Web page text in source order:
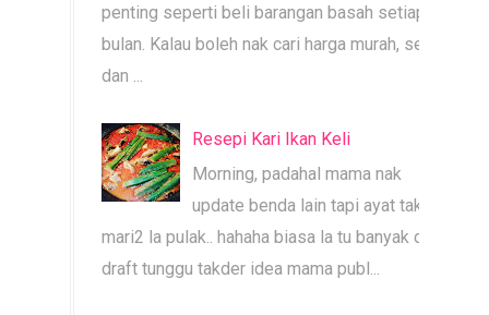
penting seperti beli barangan basah setiap
bulan. Kalau boleh nak cari harga murah, segar
dan ...
Resepi Kari Ikan Keli
Morning, padahal mama nak
update benda lain tapi ayat tak
mari2 la pulak.. hahaha biasa la tu banyak dah
draft tunggu takder idea mama publ...